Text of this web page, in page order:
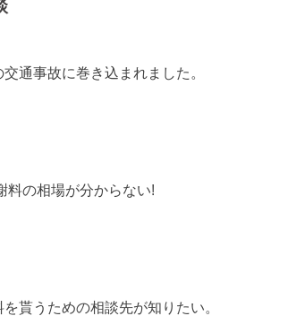
通事故に巻き込まれました。
料の相場が分からない!
貰うための相談先が知りたい。